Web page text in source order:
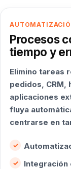
Procesos
tiempo y
Elimino tareas
pedidos, CRM,
aplicaciones
fluya
centrarse en
Integración